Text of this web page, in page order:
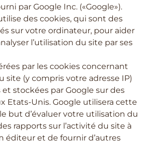
par Google Inc. («Google»).
des cookies, qui sont des
sur votre ordinateur, pour aider
l’utilisation du site par ses
par les cookies concernant
site (y compris votre adresse IP)
stockées par Google sur des
Etats-Unis. Google utilisera cette
but d’évaluer votre utilisation du
rapports sur l’activité du site à
éditeur et de fournir d’autres